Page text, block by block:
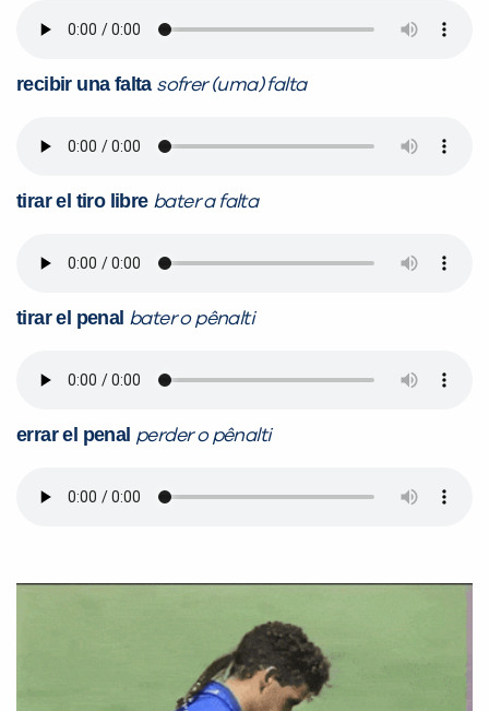
recibir una falta sofrer (uma) falta
tirar el tiro libre bater a falta
tirar el penal bater o pênalti
errar el penal perder o pênalti